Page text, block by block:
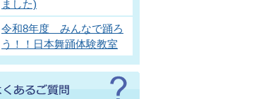
ました)
令和8年度 みんなで踊ろ
う！！日本舞踊体験教室